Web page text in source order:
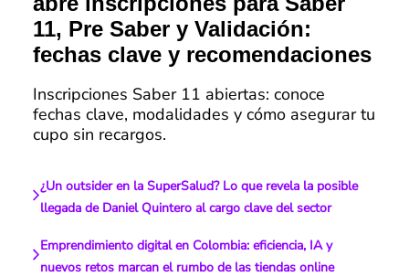
11, Pre Saber y Validación:
fechas clave y recomendaciones
Inscripciones Saber 11 abiertas: conoce
fechas clave, modalidades y cómo asegurar tu
cupo sin recargos.
¿Un outsider en la SuperSalud? Lo que revela la posible
llegada de Daniel Quintero al cargo clave del sector
Emprendimiento digital en Colombia: eficiencia, IA y
nuevos retos marcan el rumbo de las tiendas online